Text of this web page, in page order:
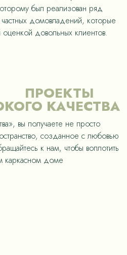
был реализован ряд
домовладений, которые
довольных клиентов.
ПРОЕКТЫ
КАЧЕСТВА
вы получаете не просто
созданное с любовью
к нам, чтобы воплотить
каркасном доме